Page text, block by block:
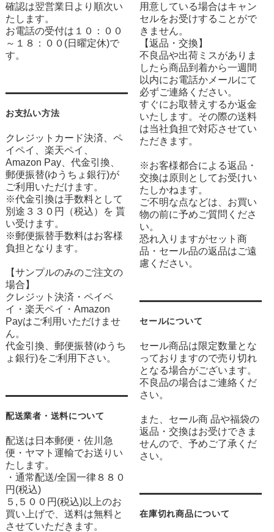
確認は翌営業日より順次い
たします。
お電話の受付は１０：００
～１８：００(日曜定休)で
す。
お支払い方法
クレジットカード決済、ペ
イペイ、楽天ペイ、
Amazon Pay、代金引換、
郵便振替(ゆうちょ銀行)が
ご利用いただけます。
※代金引換は手数料として
別途３３０円（税込）を 貰
い受けます。
※郵便振替手数料はお客様
負担となります。
【サンプルのみのご注文の
場合】
クレジット決済・ペイペ
イ・楽天ペイ・Amazon
Payはご利用いただけませ
ん。
代金引換、郵便振替(ゆうち
ょ銀行)をご利用下さい。
配送業者・送料について
配送は日本郵便・佐川急
便・ヤマト運輸でお送りい
たします。
・通常配送/全国一律８８０
円(税込)
５,５００円(税込)以上のお
買い上げで、送料は無料と
させていただきます。
用意している場合はキャン
セルをお受けすることがで
きません。
【返品・交換】
不良品や出荷ミスがありま
したら商品到着から一週間
以内にお電話かメールにて
必ずご連絡ください。
すぐにお取替えするか返金
いたします。その際の送料
は当社負担で対応させてい
ただきます。
※お客様都合による返品・
交換は原則としてお受けい
たしかねます。
ご不明な点などは、お買い
物の前に予めご質問くださ
い。
恐れ入りますがセット商
品・セール品の返品はご遠
慮ください。
セールについて
セール商品は限定数量とな
っておりますので売り切れ
となる場合がございます。
不良品の場合はご連絡くだ
さい。
また、セール商 品や福袋の
返品・交換はお受けできま
せんので、予めご了承くだ
さい。
在庫切れ商品について